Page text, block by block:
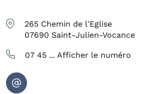
265 Chemin de l'Eglise
07690 Saint-Julien-Vocance
07 45 ... Afficher le numéro